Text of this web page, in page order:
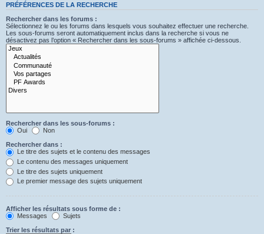
PRÉFÉRENCES DE LA RECHERCHE
Rechercher dans les forums :
Sélectionnez le ou les forums dans lesquels vous souhaitez effectuer une recherche.
Les sous-forums seront automatiquement inclus dans la recherche si vous ne
désactivez pas l’option « Rechercher dans les sous-forums » affichée ci-dessous.
Rechercher dans les sous-forums :
Oui
Non
Rechercher dans :
Le titre des sujets et le contenu des messages
Le contenu des messages uniquement
Le titre des sujets uniquement
Le premier message des sujets uniquement
Afficher les résultats sous forme de :
Messages
Sujets
Trier les résultats par :